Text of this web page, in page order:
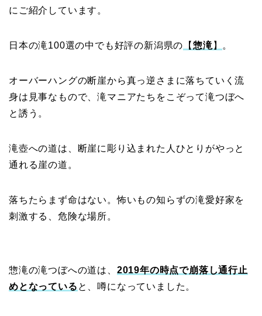
にご紹介しています。
日本の滝100選の中でも好評の新潟県の 【惣滝 】 。
オーバーハングの断崖から真っ逆さまに落ちていく流
身は見事なもので、滝マニアたちをこぞって滝つぼへ
と誘う。
滝壺への道は、断崖に彫り込まれた人ひとりがやっと
通れる崖の道。
落ちたらまず命はない。怖いもの知らずの滝愛好家を
刺激する、危険な場所。
惣滝の滝つぼへの道は、 2019年の時点で崩落し通行止
めとなっている と、噂になっていました。